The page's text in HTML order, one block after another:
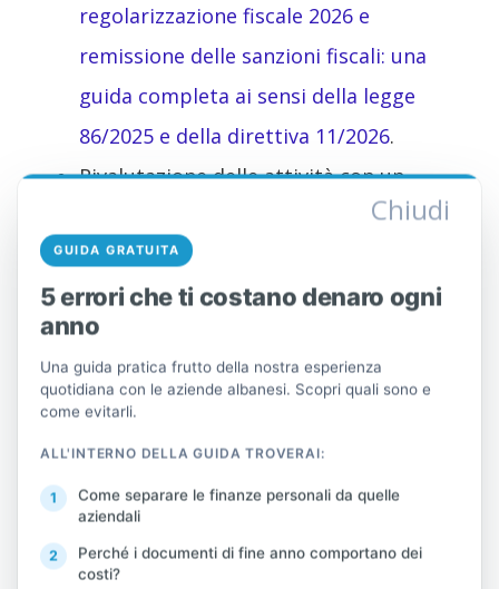
regolarizzazione fiscale 2026 e
remissione delle sanzioni fiscali: una
guida completa ai sensi della legge
86/2025 e della direttiva 11/2026.
Rivalutazione delle attività con un
tasso del 5%. La domanda deve essere
presentata entro il 2026. Per saperne
di più:Rivalutazione degli immobili:
scadenze, moduli e calcolo dell'imposta
5% (Istruzione n. 5/2026)
Compensazione IVA 10% per gli
agricoltori che vendono a raccoglitori o
a operatori agrituristici certificati.
autonomo. Nuova autodichiarazione
Chiudi
GUIDA GRATUITA
5 errori che ti costano denaro ogni
anno
Una guida pratica frutto della nostra esperienza
quotidiana con le aziende albanesi. Scopri quali sono e
come evitarli.
ALL'INTERNO DELLA GUIDA TROVERAI:
Come separare le finanze personali da quelle
aziendali
Perché i documenti di fine anno comportano dei
costi?